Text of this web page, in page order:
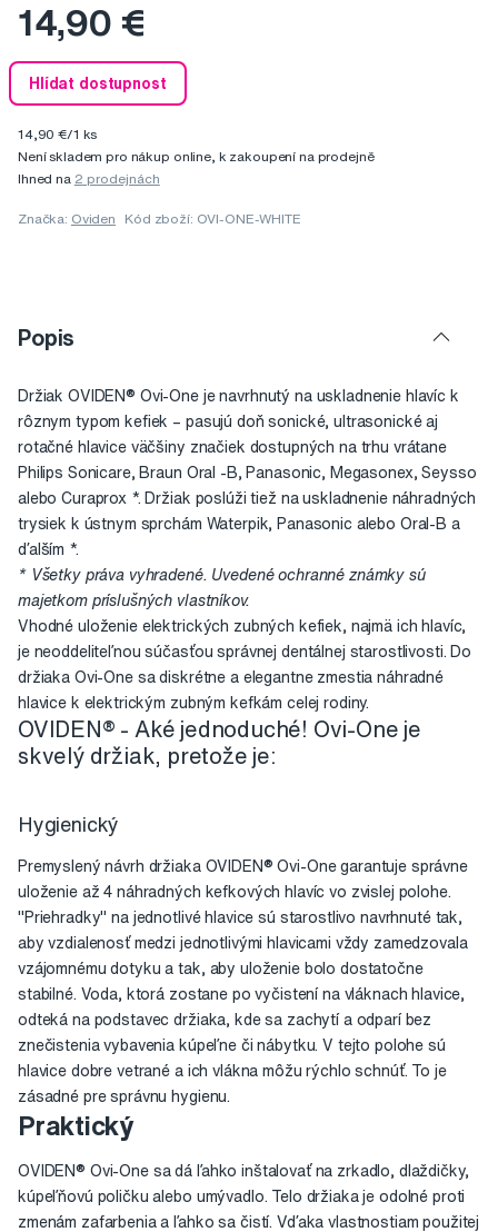
14,90 €
Hlídat dostupnost
14,90 €/1 ks
Není skladem pro nákup online, k zakoupení na prodejně
Ihned na 2 prodejnách
Značka: Oviden Kód zboží: OVI-ONE-WHITE
Popis
Držiak OVIDEN® Ovi-One je navrhnutý na uskladnenie hlavíc k
rôznym typom kefiek – pasujú doň sonické, ultrasonické aj
rotačné hlavice väčšiny značiek dostupných na trhu vrátane
Philips Sonicare, Braun Oral -B, Panasonic, Megasonex, Seysso
alebo Curaprox *. Držiak poslúži tiež na uskladnenie náhradných
trysiek k ústnym sprchám Waterpik, Panasonic alebo Oral-B a
ďalším *.
* Všetky práva vyhradené. Uvedené ochranné známky sú
majetkom príslušných vlastníkov.
Vhodné uloženie elektrických zubných kefiek, najmä ich hlavíc,
je neoddeliteľnou súčasťou správnej dentálnej starostlivosti. Do
držiaka Ovi-One sa diskrétne a elegantne zmestia náhradné
hlavice k elektrickým zubným kefkám celej rodiny.
OVIDEN® - Aké jednoduché! Ovi-One je
skvelý držiak, pretože je:
Hygienický
Premyslený návrh držiaka OVIDEN® Ovi-One garantuje správne
uloženie až 4 náhradných kefkových hlavíc vo zvislej polohe.
"Priehradky" na jednotlivé hlavice sú starostlivo navrhnuté tak,
aby vzdialenosť medzi jednotlivými hlavicami vždy zamedzovala
vzájomnému dotyku a tak, aby uloženie bolo dostatočne
stabilné. Voda, ktorá zostane po vyčistení na vláknach hlavice,
odteká na podstavec držiaka, kde sa zachytí a odparí bez
znečistenia vybavenia kúpeľne či nábytku. V tejto polohe sú
hlavice dobre vetrané a ich vlákna môžu rýchlo schnúť. To je
zásadné pre správnu hygienu.
Praktický
OVIDEN® Ovi-One sa dá ľahko inštalovať na zrkadlo, dlaždičky,
kúpeľňovú poličku alebo umývadlo. Telo držiaka je odolné proti
zmenám zafarbenia a ľahko sa čistí. Vďaka vlastnostiam použitej